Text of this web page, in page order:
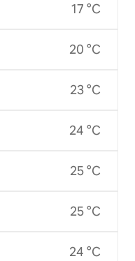
17 °C
20 °C
23 °C
24 °C
25 °C
25 °C
24 °C